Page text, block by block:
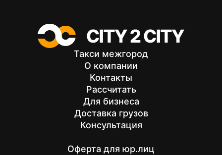
Такси межгород
О компании
Контакты
Рассчитать
Для бизнеса
Доставка грузов
Консультация
Оферта для юр.лиц